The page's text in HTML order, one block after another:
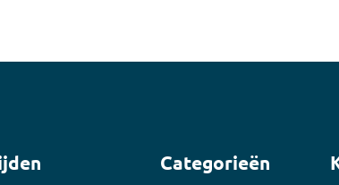
Categorieën